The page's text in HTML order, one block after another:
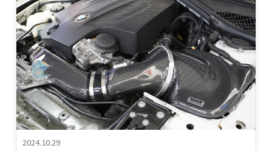
2024.10.29